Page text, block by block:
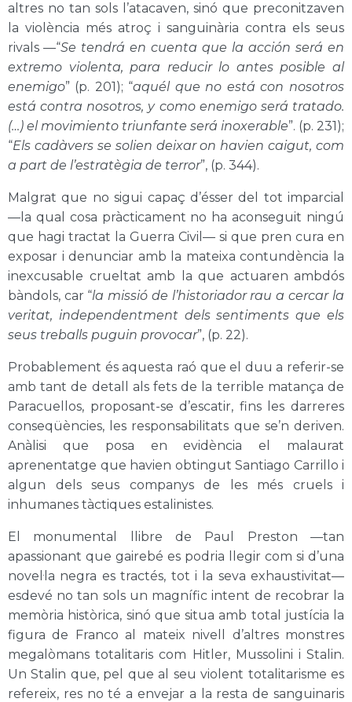
altres no tan sols l’atacaven, sinó que preconitzaven
la violència més atroç i sanguinària contra els seus
rivals —“Se tendrá en cuenta que la acción será en
extremo violenta, para reducir lo antes posible al
enemigo” (p. 201); “aquél que no está con nosotros
está contra nosotros, y como enemigo será tratado.
(…) el movimiento triunfante será inoxerable”. (p. 231);
“Els cadàvers se solien deixar on havien caigut, com
a part de l’estratègia de terror”, (p. 344).
Malgrat que no sigui capaç d’ésser del tot imparcial
—la qual cosa pràcticament no ha aconseguit ningú
que hagi tractat la Guerra Civil— si que pren cura en
exposar i denunciar amb la mateixa contundència la
inexcusable crueltat amb la que actuaren ambdós
bàndols, car “la missió de l’historiador rau a cercar la
veritat, independentment dels sentiments que els
seus treballs puguin provocar”, (p. 22).
Probablement és aquesta raó que el duu a referir-se
amb tant de detall als fets de la terrible matança de
Paracuellos, proposant-se d’escatir, fins les darreres
conseqüències, les responsabilitats que se’n deriven.
Anàlisi que posa en evidència el malaurat
aprenentatge que havien obtingut Santiago Carrillo i
algun dels seus companys de les més cruels i
inhumanes tàctiques estalinistes.
El monumental llibre de Paul Preston —tan
apassionant que gairebé es podria llegir com si d’una
novel·la negra es tractés, tot i la seva exhaustivitat—
esdevé no tan sols un magnífic intent de recobrar la
memòria històrica, sinó que situa amb total justícia la
figura de Franco al mateix nivell d’altres monstres
megalòmans totalitaris com Hitler, Mussolini i Stalin.
Un Stalin que, pel que al seu violent totalitarisme es
refereix, res no té a envejar a la resta de sanguinaris